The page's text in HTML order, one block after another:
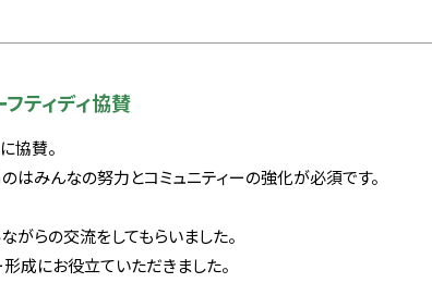
ティディ協賛
協賛。
はみんなの努力とコミュニティーの強化が必須です。
がらの交流をしてもらいました。
成にお役立ていただきました。